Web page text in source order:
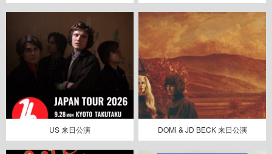
US 来日公演 DOMi & JD BECK 来日公演